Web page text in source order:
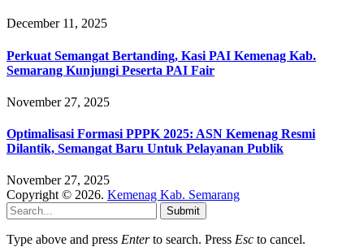
December 11, 2025
Perkuat Semangat Bertanding, Kasi PAI Kemenag Kab.
Semarang Kunjungi Peserta PAI Fair
November 27, 2025
Optimalisasi Formasi PPPK 2025: ASN Kemenag Resmi
Dilantik, Semangat Baru Untuk Pelayanan Publik
November 27, 2025
Copyright © 2026. Kemenag Kab. Semarang
Submit
Type above and press Enterto search. Press Esc to cancel.